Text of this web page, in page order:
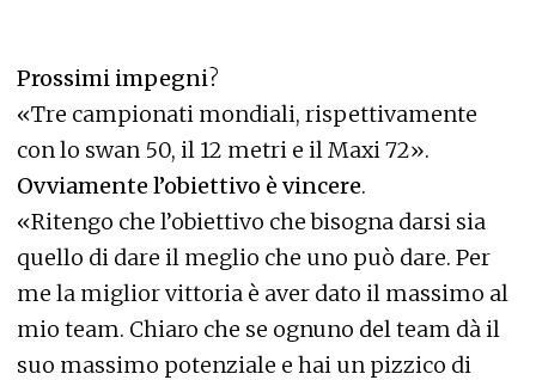
Prossimi impegni?
«Tre campionati mondiali, rispettivamente
con lo swan 50, il 12 metri e il Maxi 72».
Ovviamente l’obiettivo è vincere.
«Ritengo che l’obiettivo che bisogna darsi sia
quello di dare il meglio che uno può dare. Per
me la miglior vittoria è aver dato il massimo al
mio team. Chiaro che se ognuno del team dà il
suo massimo potenziale e hai un pizzico di